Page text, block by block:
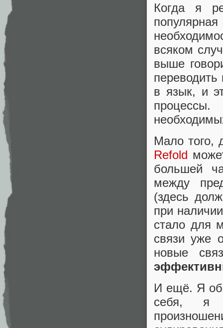
Когда я
всяком
выше
в язык, и
Мало того,
Refold
большей
между
(здесь
при
стало для
связи уже
новые
И ещё. Я
себя, я